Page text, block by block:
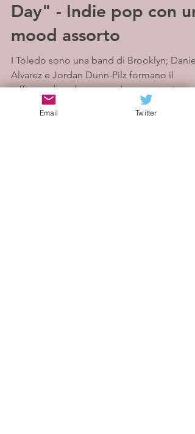
Day" - Indie pop con un
mood assorto
I Toledo sono una band di Brooklyn; Daniel
Alvarez e Jordan Dunn-Pilz formano il
raffinato duo che suona dream-pop vivace
leggermente...
Email Twitter